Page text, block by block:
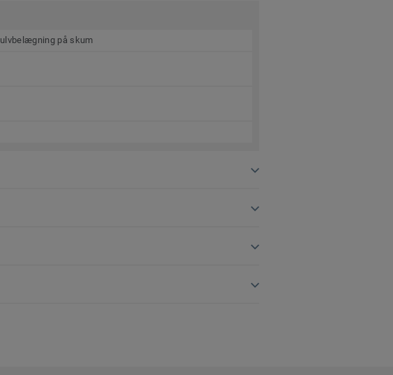
på skum